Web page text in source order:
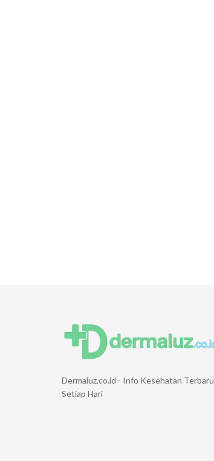
Dermaluz.co.id - Info Kesehatan Terbaru
Setiap Hari